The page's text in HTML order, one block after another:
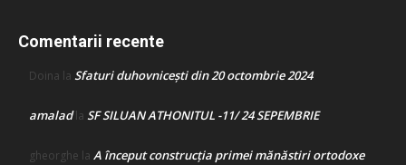
Comentarii recente
Doina la Sfaturi duhovnicești din 20 octombrie 2024
amaladla SF SILUAN ATHONITUL -11/ 24 SEPEMBRIE
gheorghe la A început construcţia primei mănăstiri ortodoxe